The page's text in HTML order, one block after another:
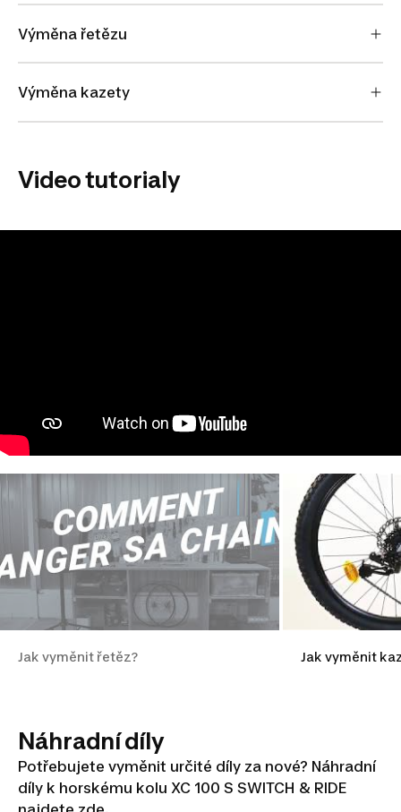
Výměna řetězu
Výměna kazety
Video tutorialy
Jak vyměnit řetěz? Jak vyměnit
Náhradní díly
Potřebujete vyměnit určité díly za nové? Náhradní
díly k horskému kolu XC 100 S SWITCH & RIDE